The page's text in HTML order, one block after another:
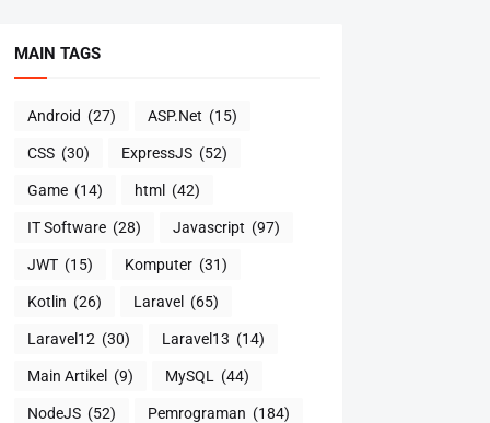
MAIN TAGS
Android (27) ASP.Net (15)
CSS (30) ExpressJS (52)
Game (14) html (42)
IT Software (28) Javascript (97)
JWT (15) Komputer (31)
Kotlin (26) Laravel (65)
Laravel12 (30) Laravel13 (14)
Main Artikel (9) MySQL (44)
NodeJS (52) Pemrograman (184)